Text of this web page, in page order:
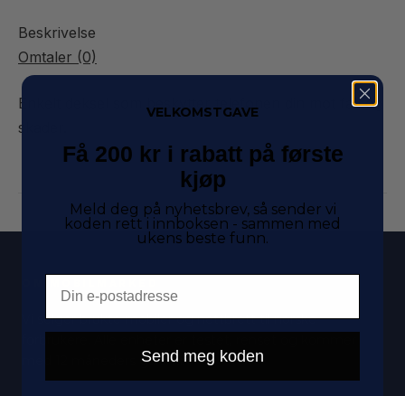
Beskrivelse
Omtaler (0)
Enkelt deksel som beskytter telefonen din mot fall og
skader.
Vi selger brukte mobiler og nettbrett til norske
med 12 måneders garanti.
VELKOMSTGAVE
Få 200 kr i rabatt på første
kjøp
Meld deg på nyhetsbrev, så sender vi
koden rett i innboksen - sammen med
ukens beste funn.
Send meg koden